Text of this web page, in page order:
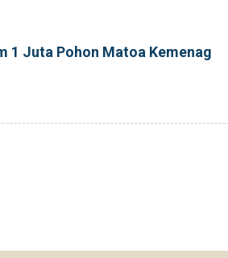
1 Juta Pohon Matoa Kemenag